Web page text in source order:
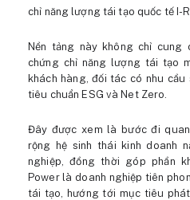
chỉ năng lượng tái tạo quốc tế I-
Nền tảng này không chỉ
chứng chỉ năng lượng tái tạo
khách hàng, đối tác có nhu
tiêu chuẩn ESG và Net Zero.
Đây được xem là bước đi
rộng hệ sinh thái kinh doanh
nghiệp, đồng thời góp phần
Power là doanh nghiệp tiên
tái tạo, hướng tới mục tiêu